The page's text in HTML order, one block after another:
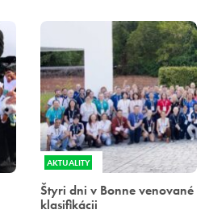
AKTUALITY
Štyri dni v Bonne venované
klasifikácii